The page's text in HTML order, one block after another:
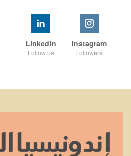
Instagram
Followers
Linkedin
Follow us